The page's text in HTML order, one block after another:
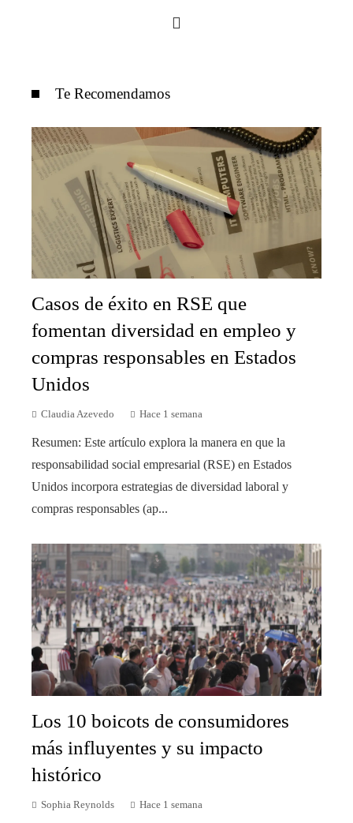
Te Recomendamos
Casos de éxito en RSE que
fomentan diversidad en empleo y
compras responsables en Estados
Unidos
Claudia Azevedo Hace 1 semana
Resumen: Este artículo explora la manera en que la
responsabilidad social empresarial (RSE) en Estados
Unidos incorpora estrategias de diversidad laboral y
compras responsables (ap...
Los 10 boicots de consumidores
más influyentes y su impacto
histórico
Sophia Reynolds Hace 1 semana